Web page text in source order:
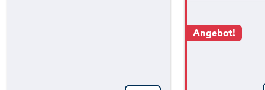
Angebot!